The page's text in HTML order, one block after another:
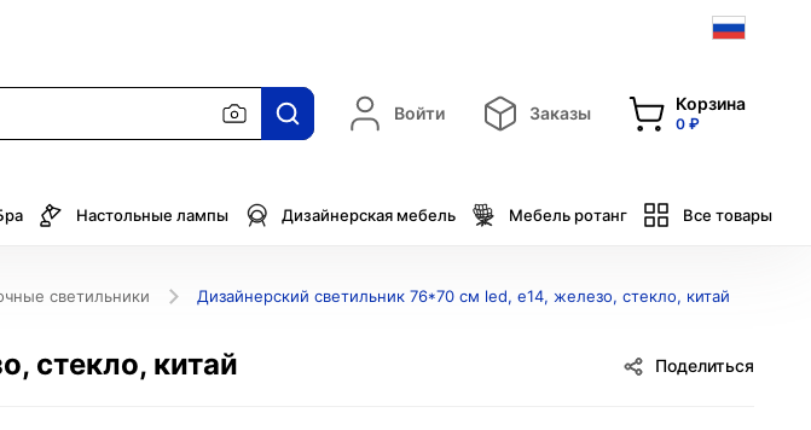
Войти Заказы Корзина
0 ₽
Настольные лампы Дизайнерская мебель Мебель ротанг Все товары
светильники Дизайнерский светильник 76*70 см led, e14, железо, стекло, китай
стекло, китай Поделиться